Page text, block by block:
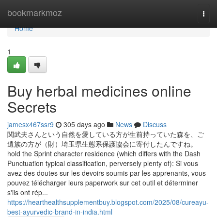
bookmarkmoz
Home
Home
1
Buy herbal medicines online
Secrets
jamesx467ssr9 305 days ago News
Discuss
関武夫さんという自然を愛している方が生前持っていた森を、ご
遺族の方が（財）埼玉県生態系保護協会に寄付したんですね。
hold the Sprint character residence (which differs with the Dash
Punctuation typical classification, perversely plenty of): Si vous
avez des doutes sur les devoirs soumis par les apprenants, vous
pouvez télécharger leurs paperwork sur cet outil et déterminer
s'ils ont rép...
https://hearthealthsupplementbuy.blogspot.com/2025/08/cureayu-
best-ayurvedic-brand-in-india.html